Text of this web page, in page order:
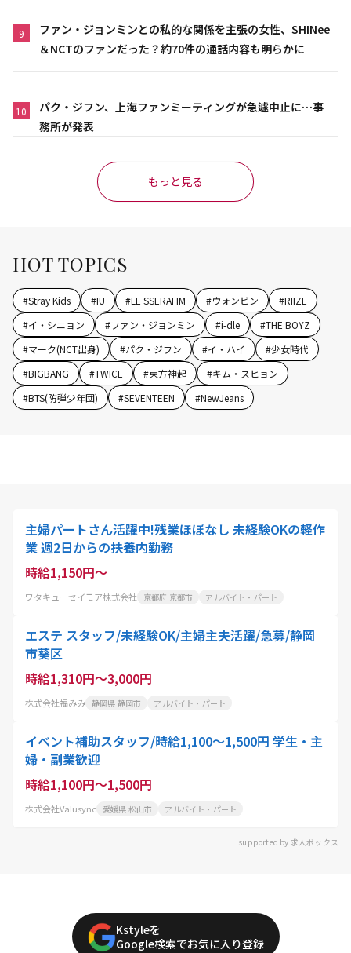
9
ファン・ジョンミンとの私的な関係を主張の女性、SHINee
＆NCTのファンだった？約70件の通話内容も明らかに
10
パク・ジフン、上海ファンミーティングが急遽中止に…事
務所が発表
もっと見る
HOT TOPICS
#Stray Kids #IU #LE SSERAFIM #ウォンビン #RIIZE
#イ・シニョン #ファン・ジョンミン #i-dle #THE BOYZ
#マーク(NCT出身) #パク・ジフン #イ・ハイ #少女時代
#BIGBANG #TWICE #東方神起 #キム・スヒョン
#BTS(防弾少年団) #SEVENTEEN #NewJeans
主婦パートさん活躍中!残業ほぼなし 未経験OKの軽作
業 週2日からの扶養内勤務
時給1,150円～
ワタキューセイモア株式会社 京都府 京都市 アルバイト・パート
エステ スタッフ/未経験OK/主婦主夫活躍/急募/静岡
市葵区
時給1,310円～3,000円
株式会社福みみ 静岡県 静岡市 アルバイト・パート
イベント補助スタッフ/時給1,100〜1,500円 学生・主
婦・副業歓迎
時給1,100円～1,500円
株式会社Valusync 愛媛県 松山市 アルバイト・パート
supported by 求人ボックス
Kstyleを
Google検索でお気に入り登録